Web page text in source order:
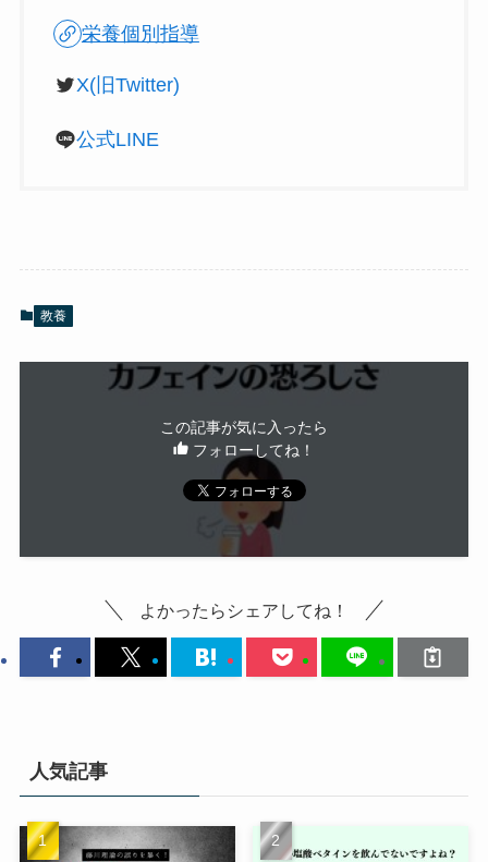
栄養個別指導
X(旧Twitter)
公式LINE
教養
この記事が気に入ったら
フォローしてね！
よかったらシェアしてね！
人気記事